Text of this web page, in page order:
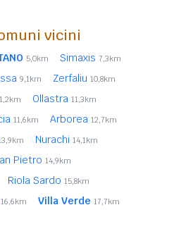
vicini
5,0km Simaxis 7,3km
9,1km Zerfaliu 10,8km
Ollastra 11,3km
11,6km Arborea 12,7km
Nurachi 14,1km
Pietro 14,9km
Riola Sardo 15,8km
16,6km Villa Verde 17,7km